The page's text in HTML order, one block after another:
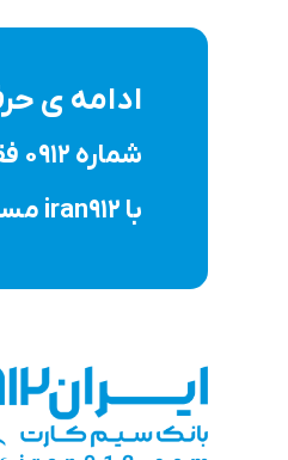
ادامه ی
شماره ۰۹۱۲ فقط یک خط ارتباطی نیست؛ نماد اعتبار، ثبات و یک انتخاب حرفه ای است.
با iran912 مسیرتان را هوشمندانه ادامه دهید.